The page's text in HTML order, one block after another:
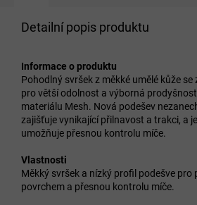
Detailní popis produktu
Informace o produktu
Pohodlný svršek z měkké umělé kůže se
pro větší odolnost a výborná
materiálu Mesh. Nová podešev
zajišťuje vynikající přilnavost a trakci, a
umožňuje přesnou kontrolu míče.
Vlastnosti
Měkký svršek a nízký profil podešve pro
povrchem a přesnou kontrolu míče.